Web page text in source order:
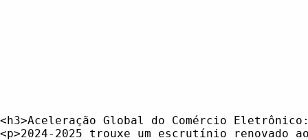
<h3>Aceleração Global do Comércio Eletrônico: Mapeando Potencial, Maturidade e Receita per Capita</h3>
<p>2024-2025 trouxe um escrutínio renovado ao comércio eletrônico global, com dados de mercado destacando contrastes acentuados no crescimento regional, na maturidade dos canais de varejo online e nas lacunas na receita per capita. Embora os números agregados confirmem a expansão de dois dígitos sustentada e uma mudança contínua na compra do consumidor para o digital, eles mascaram disparidades acentuadas no potencial e na preparação estrutural entre as regiões e segmentos.</p>
<p>As vendas de comércio eletrônico em todo o mundo em 2025 são projetadas por várias fontes em uma faixa de US$ 6,86 a 8,3 trilhões de dólares, com estimativas convergindo em torno de uma taxa de crescimento anual de 8%. Este aumento representa quase um aumento de 75% em relação a 2020, refletindo uma mudança fundamental em que o comércio eletrônico agora responde por aproximadamente de um quinto a um quarto de todas as vendas no varejo global. A tendência geral é robusta, mas a imagem granular é matizada por dinâmicas de mercado divergentes, peculiaridades regionais e padrões de adoção de tecnologia (Oberlo, eMarketer, Clearly Payments).</p>
<h3>Por que essa Tendência é Importante?</h3>
<p>Compreender as causas subjacentes e as consequências desse crescimento variado é crucial para a evolução de plataformas de comércio eletrônico, design de marketplaces e, mais criticamente, da infraestrutura de conteúdo que impulsiona o comércio digital. Para equipes de dados de produtos, gerentes de catálogo e provedores de SaaS que atendem ao setor, essa heterogeneidade está moldando tanto os fluxos de trabalho cotidianos - como a integração de itens e a gestão de feeds - quanto a direção estratégica da automação de conteúdo, padronização de catálogos e adoção de ferramentas de IA e sem código.</p>
<h3>APAC: Quebrando Recordes, Reescrevendo Playbooks</h3>
<p>A região Ásia-Pacífico está na vanguarda, combinando uma escala absoluta massiva com algumas das taxas de crescimento compostas anuais mais altas do mundo. Mercados como Índia (CAGR 22,1%), Indonésia (21,9%) e Filipinas (21,6%) ultrapassam várias vezes as médias globais, impulsionados pela adoção de smartphones, por uma base de consumidores jovem e por inovações rápidas em pagamentos. No entanto, embora a China continue sendo o gigante do comércio eletrônico mundial - com mais da metade de todas as vendas de comércio eletrônico no varejo - sua taxa de crescimento diminuiu à medida que o mercado amadurece e a penetração se aproxima do platô.</p>
<p>Dentro da APAC, o papel dominante de marketplaces domésticos e regionais - Alibaba, Lazada, Shopee e, cada vez mais, TikTok Shop - remodelou a forma como os dados de produtos são ingeridos, estruturados e otimizados. Padrões de catálogo baseados em plataformas agora atuam como estruturas quase regulatórias para os comerciantes, definindo tudo, desde os requisitos de imagem até a taxonomia - um fenômeno especialmente acentuado nos mercados emergentes do Sudeste Asiático, onde esses marketplaces são o principal trampolim para PMEs. Para as equipes de conteúdo, isso intensificou a pressão para automatizar a integração e a localização de produtos em requisitos radicalmente diferentes, ao mesmo tempo em que suaviza a tradução de dados entre pontos finais de canais em rápida evolução.</p>
<h3>Índia e Sudeste Asiático: Um Novo Laboratório para a Infraestrutura de Conteúdo</h3>
<p>A Índia, agora o quarto maior mercado de comércio eletrônico do mundo, exemplifica a intersecção de escala e oportunidade <i>greenfield</i>. Com a participação online ainda baixa em relação aos padrões globais, investimentos em feeds de produtos e automação de catálogo são essenciais para reduzir o tempo de chegada ao mercado em um campo hipercompetitivo, onde tanto os campeões domésticos quanto os jogadores globais disputam mercado. Fatores regulatórios e estruturas de políticas locais estão cada vez mais moldando os padrões de dados de catálogo, exigindo pipelines de conteúdo ágeis e mapeamento rápido de campos entre os sistemas. Os mercados do Sudeste Asiático amplificam esses desafios, à medida que a venda em vários marketplaces se torna a